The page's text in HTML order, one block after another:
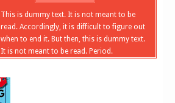
This is dummy text. It is not meant to be
read. Accordingly, it is difficult to figure out
when to end it. But then, this is dummy text.
It is not meant to be read. Period.